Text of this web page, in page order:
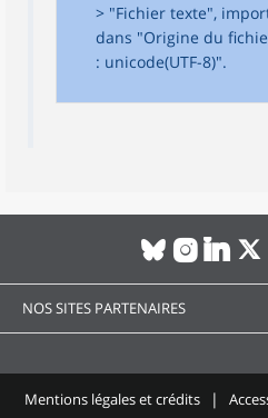
> "Fichier texte",
dans "Origine du
: unicode(UTF-8)".
NOS SITES PARTENAIRES
Mentions légales et crédits